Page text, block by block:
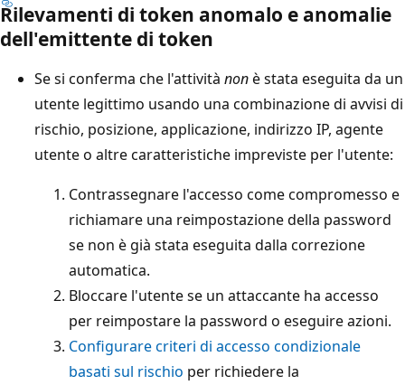
Rilevamenti di token anomalo e anomalie
dell'emittente di token
Se si conferma che l'attività nonè stata eseguita da un
utente legittimo usando una combinazione di avvisi di
rischio, posizione, applicazione, indirizzo IP, agente
utente o altre caratteristiche impreviste per l'utente:
Contrassegnare l'accesso come compromesso e
richiamare una reimpostazione della password
se non è già stata eseguita dalla correzione
automatica.
Bloccare l'utente se un attaccante ha accesso
per reimpostare la password o eseguire azioni.
Configurare criteri di accesso condizionale
basati sul rischio per richiedere la